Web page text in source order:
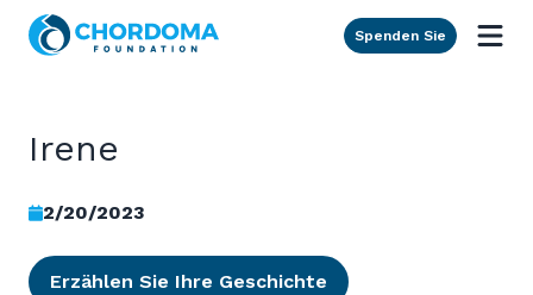
Skip to Main Content
Spenden Sie
Irene
2/20/2023
Erzählen Sie Ihre Geschichte